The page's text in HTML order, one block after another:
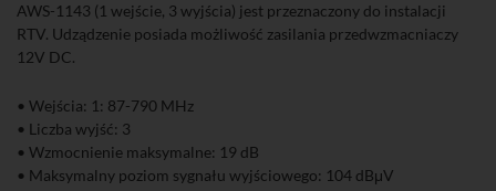
AWS-1143 (1 wejście, 3 wyjścia) jest przeznaczony do instalacji
RTV. Udządzenie posiada możliwość zasilania przedwzmacniaczy
12V DC.
• Wejścia: 1: 87-790 MHz
• Liczba wyjść: 3
• Wzmocnienie maksymalne: 19 dB
• Maksymalny poziom sygnału wyjściowego: 104 dBμV